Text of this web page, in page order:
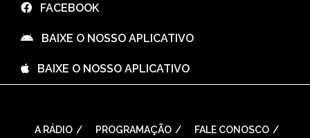
⠀FACEBOOK
⠀BAIXE O NOSSO APLICATIVO
⠀BAIXE O NOSSO APLICATIVO
A RÁDIO PROGRAMAÇÃO FALE CONOSCO